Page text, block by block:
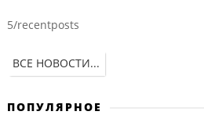
5/recentposts
ВСЕ НОВОСТИ...
ПОПУЛЯРНОЕ